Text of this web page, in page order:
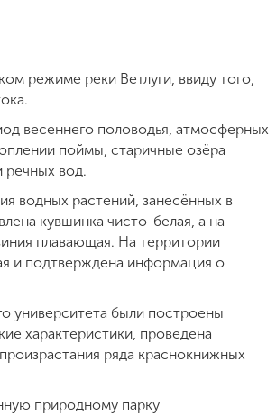
режиме реки Ветлуги, ввиду того,
весеннего половодья, атмосферных
поймы, старичные озёра
речных вод.
водных растений, занесённых в
кувшинка чисто-белая, а на
плавающая. На территории
и подтверждена информация о
университета были построены
характеристики, проведена
ряда краснокнижных
природному парку